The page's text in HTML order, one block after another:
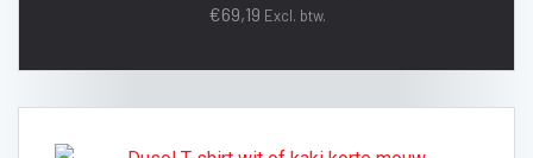
€69,19 Excl. btw.